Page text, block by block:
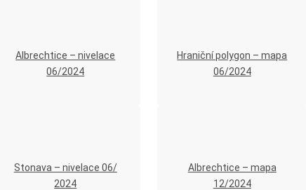
Albrechtice – nivelace
06/2024
Hraniční polygon – mapa
06/2024
Stonava – nivelace 06/
2024
Albrechtice – mapa
12/2024